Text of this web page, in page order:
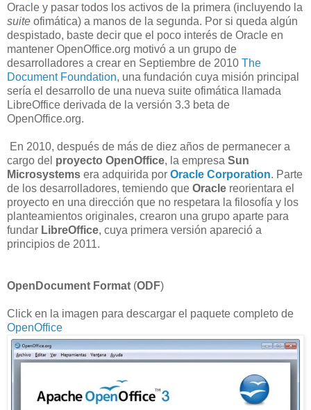
Oracle y pasar todos los activos de la primera (incluyendo la
suite ofimática) a manos de la segunda. Por si queda algún
despistado, baste decir que el poco interés de Oracle en
mantener OpenOffice.org motivó a un grupo de
desarrolladores a crear en Septiembre de 2010 The
Document Foundation, una fundación cuya misión principal
sería el desarrollo de una nueva suite ofimática llamada
LibreOffice derivada de la versión 3.3 beta de
OpenOffice.org.
En 2010, después de más de diez años de permanecer a
cargo del proyecto Open­Office, la empresa Sun
Microsystems era adquirida por Oracle Corporation. Parte
de los desarrolladores, temiendo que Oracle reorientara el
proyecto en una dirección que no respetara la filosofía y los
planteamientos originales, crearon una grupo aparte para
fundar LibreOffice, cuya primera versión apareció a
principios de 2011.
OpenDocument Format (ODF)
Click en la imagen para descargar el paquete completo de
OpenOffice